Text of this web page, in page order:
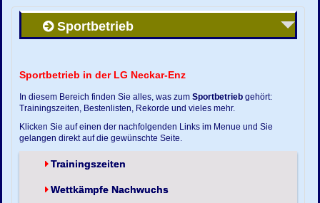
Sportbetrieb
Sportbetrieb in der LG Neckar-Enz
In diesem Bereich finden Sie alles, was zumSportbetrieb gehört:
Trainingszeiten, Bestenlisten, Rekorde und vieles mehr.
Klicken Sie auf einen der nachfolgenden Links im Menue und Sie
gelangen direkt auf die gewünschte Seite.
Trainingszeiten
Wettkämpfe Nachwuchs